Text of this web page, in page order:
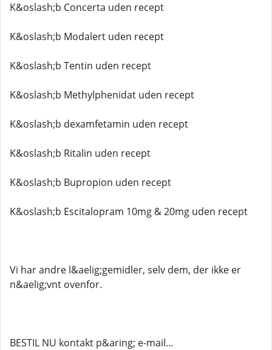
K&oslash;b Concerta uden recept
K&oslash;b Modalert uden recept
K&oslash;b Tentin uden recept
K&oslash;b Methylphenidat uden recept
K&oslash;b dexamfetamin uden recept
K&oslash;b Ritalin uden recept
K&oslash;b Bupropion uden recept
K&oslash;b Escitalopram 10mg & 20mg uden recept
Vi har andre l&aelig;gemidler, selv dem, der ikke er
n&aelig;vnt ovenfor.
BESTIL NU kontakt p&aring; e-mail...